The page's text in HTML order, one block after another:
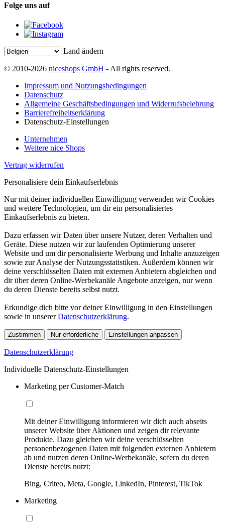
Folge uns auf
Land ändern
© 2010-2026 niceshops GmbH - All rights reserved.
Impressum und Nutzungsbedingungen
Datenschutz
Allgemeine Geschäftsbedingungen und Widerrufsbelehrung
Barrierefreiheitserklärung
Datenschutz-Einstellungen
Unternehmen
Weitere nice Shops
Vertrag widerrufen
Personalisiere dein Einkaufserlebnis
Nur mit deiner individuellen Einwilligung verwenden wir Cookies
und weitere Technologien, um dir ein personalisiertes
Einkaufserlebnis zu bieten.
Dazu erfassen wir Daten über unsere Nutzer, deren Verhalten und
Geräte. Diese nutzen wir zur laufenden Optimierung unserer
Website und um dir personalisierte Werbung und Inhalte anzuzeigen
sowie zur Analyse der Nutzungsstatistiken. Außerdem können wir
deine verschlüsselten Daten mit externen Anbietern abgleichen und
dir über deren Online-Werbekanäle Angebote anzeigen, nur wenn
du deren Dienste bereits selbst nutzt.
Erkundige dich bitte vor deiner Einwilligung in den Einstellungen
sowie in unsererDatenschutzerklärung.
Zustimmen Nur erforderliche Einstellungen anpassen
Datenschutzerklärung
Individuelle Datenschutz-Einstellungen
Marketing per Customer-Match
Mit deiner Einwilligung informieren wir dich auch abseits
unserer Website über Aktionen und zeigen dir relevante
Produkte. Dazu gleichen wir deine verschlüsselten
personenbezogenen Daten mit folgenden externen Anbietern
ab und nutzen deren Online-Werbekanäle, sofern du deren
Dienste bereits nutzt:
Bing, Criteo, Meta, Google, LinkedIn, Pinterest, TikTok
Marketing